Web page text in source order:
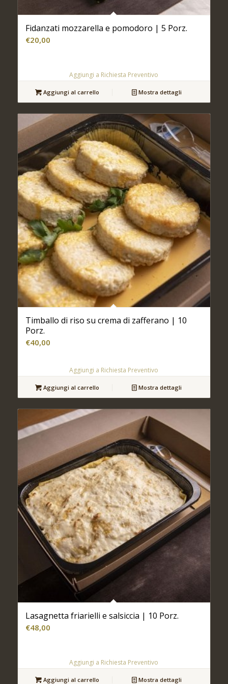
Fidanzati mozzarella e pomodoro | 5 Porz.
€20,00
Aggiungi a Richiesta Preventivo
Aggiungi al carrello Mostra dettagli
Timballo di riso su crema di zafferano | 10
Porz.
€40,00
Aggiungi a Richiesta Preventivo
Aggiungi al carrello Mostra dettagli
Lasagnetta friarielli e salsiccia | 10 Porz.
€48,00
Aggiungi a Richiesta Preventivo
Aggiungi al carrello Mostra dettagli